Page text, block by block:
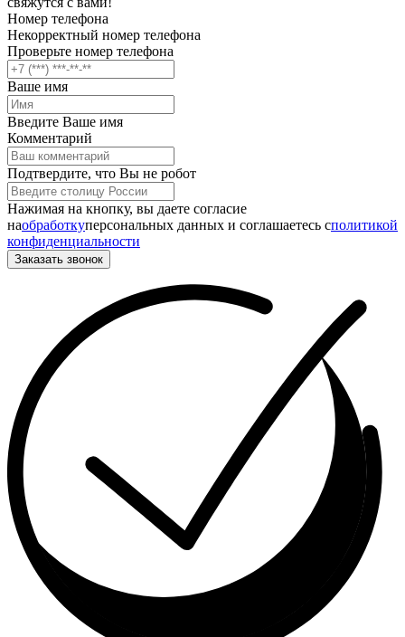
Номер телефона
Некорректный номер телефона
Проверьте номер телефона
Ваше имя
Введите Ваше имя
Комментарий
Подтвердите, что Вы не робот
Нажимая на кнопку, вы даете согласие
наобработкуперсональных данных и соглашаетесь cполитикой
конфиденциальности
Заказать звонок